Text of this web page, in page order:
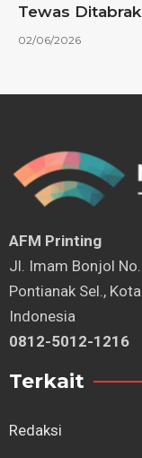
Tewas Ditabrak
02/06/2026
AFM Printing
⁠Jl. Imam Bonjol
Pontianak Sel.,
Indonesia
0812-5012-1216
Terkait
Redaksi